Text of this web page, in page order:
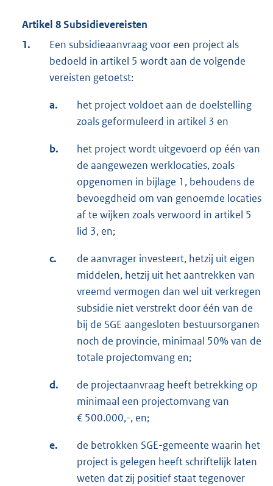
Artikel 8 Subsidievereisten
1.
Een subsidieaanvraag voor een project als
bedoeld in artikel 5 wordt aan de volgende
vereisten getoetst:
a.
het project voldoet aan de doelstelling
zoals geformuleerd in artikel 3 en
b.
het project wordt uitgevoerd op één van
de aangewezen werklocaties, zoals
opgenomen in bijlage 1, behoudens de
bevoegdheid om van genoemde locaties
af te wijken zoals verwoord in artikel 5
lid 3, en;
c.
de aanvrager investeert, hetzij uit eigen
middelen, hetzij uit het aantrekken van
vreemd vermogen dan wel uit verkregen
subsidie niet verstrekt door één van de
bij de SGE aangesloten bestuursorganen
noch de provincie, minimaal 50% van de
totale projectomvang en;
d.
de projectaanvraag heeft betrekking op
minimaal een projectomvang van
€ 500.000,-, en;
e.
de betrokken SGE-gemeente waarin het
project is gelegen heeft schriftelijk laten
weten dat zij positief staat tegenover